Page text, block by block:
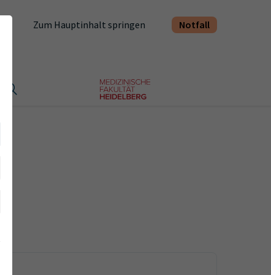
Zum Hauptinhalt springen Notfall